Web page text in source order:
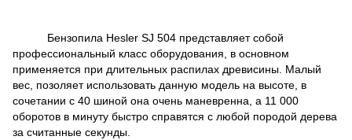
Бензопила Hesler SJ 504 представляет собой
профессиональный класс оборудования, в основном
применяется при длительных распилах древисины. Малый
вес, позоляет использовать данную модель на высоте, в
сочетании с 40 шиной она очень маневренна, а 11 000
оборотов в минуту быстро справятся с любой породой дерева
за считанные секунды.